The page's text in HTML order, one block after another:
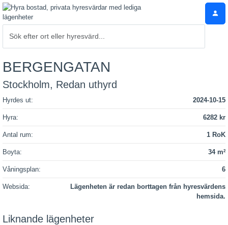
BERGENGATAN
Stockholm, Redan uthyrd
Hyrdes ut: 2024-10-15
Hyra: 6282 kr
Antal rum: 1 RoK
Boyta: 34 m2
Våningsplan: 6
Websida:
Lägenheten är redan borttagen från hyresvärdens
hemsida.
Liknande lägenheter